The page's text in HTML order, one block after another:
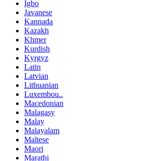
Igbo
Javanese
Kannada
Kazakh
Khmer
Kurdish
Kyrgyz
Latin
Latvian
Lithuanian
Luxembou..
Macedonian
Malagasy
Malay
Malayalam
Maltese
Maori
Marathi